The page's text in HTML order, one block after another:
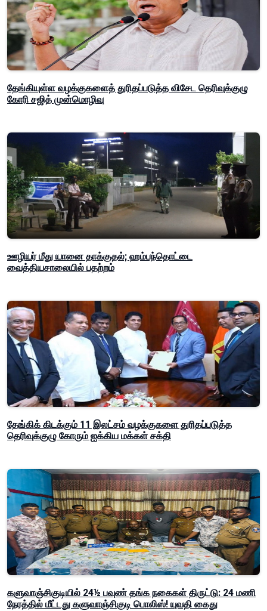
தேங்கியுள்ள வழக்குகளைத் துரிதப்படுத்த விசேட தெரிவுக்குழு
கோரி சஜித் முன்மொழிவு
ஊழியர் மீது யானை தாக்குதல்; ஹம்பந்தொட்டை
வைத்தியசாலையில் பதற்றம்
தேங்கிக் கிடக்கும் 11 இலட்சம் வழக்குகளை துரிதப்படுத்த
தெரிவுக்குழு கோரும் ஐக்கிய மக்கள் சக்தி
களுவாஞ்சிகுடியில் 24½ பவுண் தங்க நகைகள் திருட்டு: 24 மணி
நேரத்தில் மீட்டது களுவாஞ்சிகுடி பொலிஸ்! யுவதி கைது